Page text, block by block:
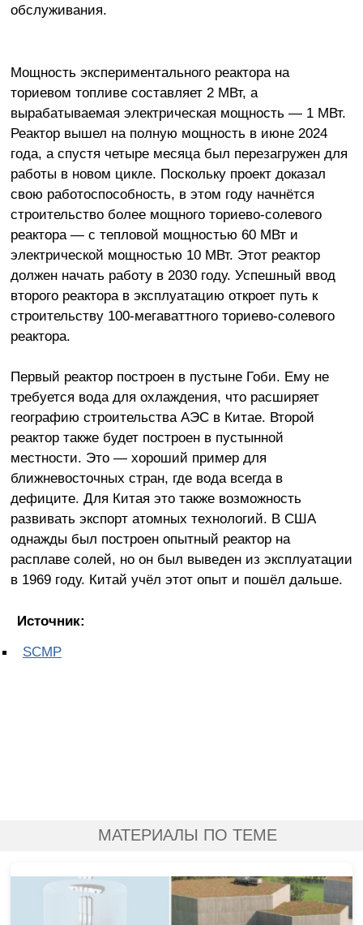
обслуживания.
Мощность экспериментального реактора на
ториевом топливе составляет 2 МВт, а
вырабатываемая электрическая мощность — 1 МВт.
Реактор вышел на полную мощность в июне 2024
года, а спустя четыре месяца был перезагружен для
работы в новом цикле. Поскольку проект доказал
свою работоспособность, в этом году начнётся
строительство более мощного ториево-солевого
реактора — с тепловой мощностью 60 МВт и
электрической мощностью 10 МВт. Этот реактор
должен начать работу в 2030 году. Успешный ввод
второго реактора в эксплуатацию откроет путь к
строительству 100-мегаваттного ториево-солевого
реактора.
Первый реактор построен в пустыне Гоби. Ему не
требуется вода для охлаждения, что расширяет
географию строительства АЭС в Китае. Второй
реактор также будет построен в пустынной
местности. Это — хороший пример для
ближневосточных стран, где вода всегда в
дефиците. Для Китая это также возможность
развивать экспорт атомных технологий. В США
однажды был построен опытный реактор на
расплаве солей, но он был выведен из эксплуатации
в 1969 году. Китай учёл этот опыт и пошёл дальше.
Источник:
SCMP
МАТЕРИАЛЫ ПО ТЕМЕ